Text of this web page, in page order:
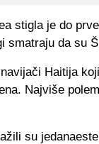
stigla je do
smatraju da su
Haitija
Najviše
su